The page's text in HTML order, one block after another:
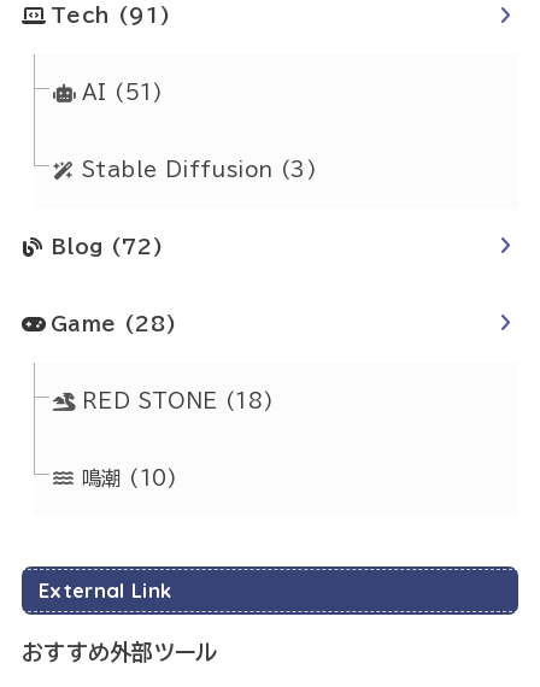
Tech (91)
AI (51)
Stable Diffusion (3)
Blog (72)
Game (28)
RED STONE (18)
鳴潮 (10)
External Link
おすすめ外部ツール